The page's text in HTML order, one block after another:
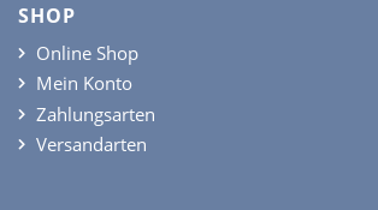
SHOP
Online Shop
Mein Konto
Zahlungsarten
Versandarten